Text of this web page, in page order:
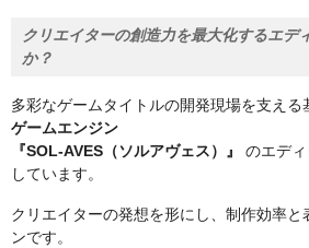
クリエイターの創造力を最大化するエデ
か？
多彩なゲームタイトルの開発現場を支える
ゲームエンジン
『SOL-AVES（ソルアヴェス）』
のエデ
しています。
クリエイターの発想を形にし、制作効率と
ンです。